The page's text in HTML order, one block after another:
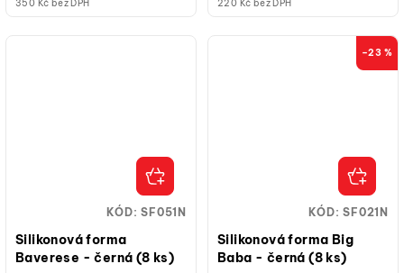
350 Kč bez DPH 220 Kč bez DPH
Silikonová forma
Baverese - černá (8 ks)
KÓD:SF051N
–23 %
Silikonová forma Big
Baba - černá (8 ks)
KÓD:SF021N